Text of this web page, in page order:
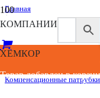
КОМПАНИИ
ХЕМКОР
Товар добавлен в
Главная
/
Каталог
Системы внутренней
/
Канализационные
/
Компенсационные